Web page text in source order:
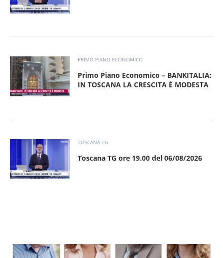
PRIMO PIANO ECONOMICO
Primo Piano Economico – BANKITALIA:
IN TOSCANA LA CRESCITA È MODESTA
TOSCANA TG
Toscana TG ore 19.00 del 06/08/2026